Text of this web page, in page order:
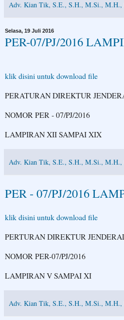
Adv. Kian Tik, S.E., S.H., M.Si.,
Selasa, 19 Juli 2016
PER-07/PJ/2016
klik disini untuk download file
PERATURAN DIREKTUR
NOMOR PER - 07/PJ/2016
LAMPIRAN XII SAMPAI XIX
Adv. Kian Tik, S.E., S.H., M.Si.,
PER - 07/PJ/2016
klik disini untuk download file
PERTURAN DIREKTUR
NOMOR PER-07/PJ/2016
LAMPIRAN V SAMPAI XI
Adv. Kian Tik, S.E., S.H., M.Si.,